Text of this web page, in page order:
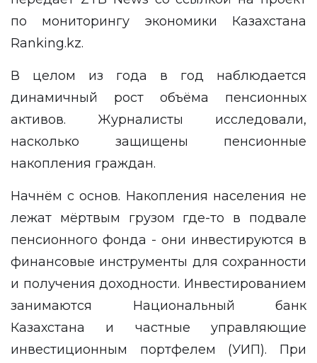
по мониторингу экономики Казахстана
Ranking.kz.
В целом из года в год наблюдается
динамичный рост объёма пенсионных
активов. Журналисты исследовали,
насколько защищены пенсионные
накопления граждан.
Начнём с основ. Накопления населения не
лежат мёртвым грузом где-то в подвале
пенсионного фонда - они инвестируются в
финансовые инструменты для сохранности
и получения доходности. Инвестированием
занимаются Национальный банк
Казахстана и частные управляющие
инвестиционным портфелем (УИП). При